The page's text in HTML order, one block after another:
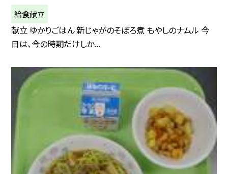
給食献立
献立 ゆかりごはん 新じゃがのそぼろ煮 もやしのナムル 今
日は、今の時期だけしか...